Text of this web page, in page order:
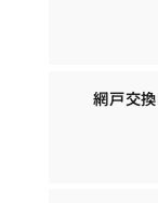
網戸交